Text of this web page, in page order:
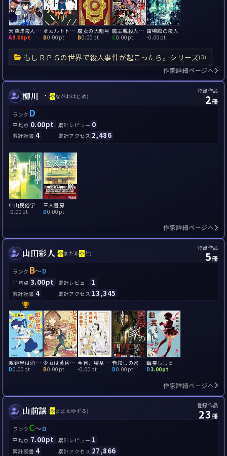
もしＲＰＧの世界で殺人事件が起こったら。シリーズ(3)
天空城殺人事件: もしＲＰＧの世界で殺人事件が起こったら。
A9.00pt
オカルトトリック
B0.00pt
魔女の大暗号
B0.00pt
魔王城殺人事件: もしＲＰＧの世界で殺人事件が起こったら。2
C0.00pt
雷鳴館の殺人
-0.00pt
作家詳細ページへ
柳川一 (やながわはじめ)
登録作品
2冊
ランク D
平均点 0.00pt 累計レビュー 0
累計読書 4 累計アクセス 2,486
中山民俗学探偵譚
-0.00pt
三人書房
D0.00pt
作家詳細ページへ
山田彩人 (やまだあや と)
登録作品
5冊
ランク B～D
平均点 3.00pt 累計レビュー 1
累計読書 4 累計アクセス 13,345
眼鏡屋は消えた
D0.00pt
少女は黄昏に住む
B0.00pt
今宵、喫茶店メリエスで上映会を
-0.00pt
皆殺しの家
D0.00pt
幽霊もしらない
D3.00pt
作家詳細ページへ
山前譲 (やままえゆずる)
登録作品
23冊
ランク C～D
平均点 7.00pt 累計レビュー 1
累計読書 4 累計アクセス 27,866